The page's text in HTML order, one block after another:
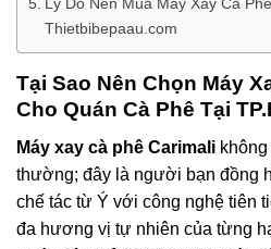
Lý Do Nên Mua Máy Xay Cà
Thietbibepaau.com
Tại Sao Nên Chọn Máy
Cho Quán Cà Phê Tại
Máy xay cà phê Carimali
thường; đây là người bạn đồng
chế tác từ Ý với công nghệ tiên
đa hương vị tự nhiên của từng